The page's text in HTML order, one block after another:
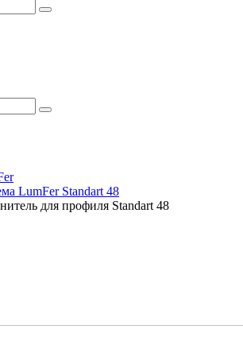
LumFer Standart 48
для профиля Standart 48